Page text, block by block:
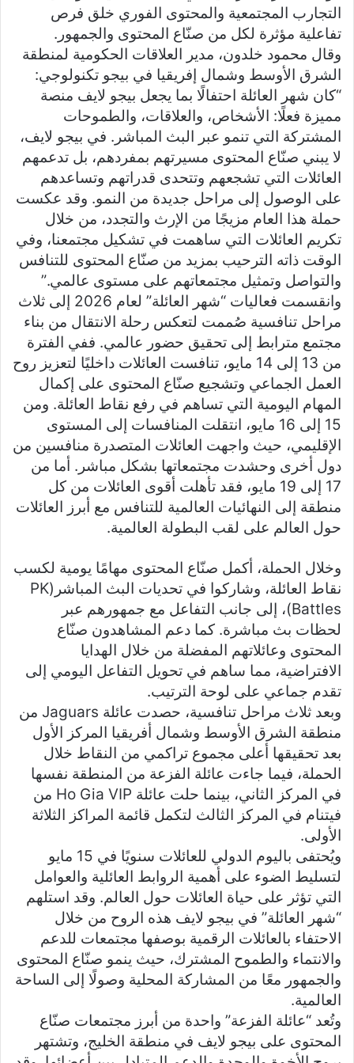
التجارب المجتمعية والمحتوى الفوري خلق فرص
تفاعلية مؤثرة لكل من صنّاع المحتوى والجمهور.
وقال محمود خلدون، مدير العلاقات الحكومية لمنطقة
الشرق الأوسط وشمال إفريقيا في بيجو تكنولوجي:
“كان شهر العائلة احتفالًا بما يجعل بيجو لايف منصة
مميزة فعلًا: الأشخاص، والعلاقات، والطموحات
المشتركة التي تنمو عبر البث المباشر. في بيجو لايف،
لا يبني صنّاع المحتوى مسيرتهم بمفردهم، بل تدعمهم
العائلات التي تشجعهم وتتحدى قدراتهم وتساعدهم
على الوصول إلى مراحل جديدة من النمو. وقد عكست
حملة هذا العام مزيجًا من الإرث والتجدد، من خلال
تكريم العائلات التي ساهمت في تشكيل مجتمعنا، وفي
الوقت ذاته الترحيب بمزيد من صنّاع المحتوى للتنافس
والتواصل وتمثيل مجتمعاتهم على مستوى عالمي.”
وانقسمت فعاليات “شهر العائلة” لعام 2026 إلى ثلاث
مراحل تنافسية صُممت لتعكس رحلة الانتقال من بناء
مجتمع مترابط إلى تحقيق حضور عالمي. ففي الفترة
من 13 إلى 14 مايو، تنافست العائلات داخليًا لتعزيز روح
العمل الجماعي وتشجيع صنّاع المحتوى على إكمال
المهام اليومية التي تساهم في رفع نقاط العائلة. ومن
15 إلى 16 مايو، انتقلت المنافسات إلى المستوى
الإقليمي، حيث واجهت العائلات المتصدرة منافسين من
دول أخرى وحشدت مجتمعاتها بشكل مباشر. أما من
17 إلى 19 مايو، فقد تأهلت أقوى العائلات من كل
منطقة إلى النهائيات العالمية للتنافس مع أبرز العائلات
حول العالم على لقب البطولة العالمية.
وخلال الحملة، أكمل صنّاع المحتوى مهامًا يومية لكسب
نقاط العائلة، وشاركوا في تحديات البث المباشر(PK
Battles)، إلى جانب التفاعل مع جمهورهم عبر
لحظات بث مباشرة. كما دعم المشاهدون صنّاع
المحتوى وعائلاتهم المفضلة من خلال الهدايا
الافتراضية، مما ساهم في تحويل التفاعل اليومي إلى
تقدم جماعي على لوحة الترتيب.
وبعد ثلاث مراحل تنافسية، حصدت عائلة Jaguars من
منطقة الشرق الأوسط وشمال أفريقيا المركز الأول
بعد تحقيقها أعلى مجموع تراكمي من النقاط خلال
الحملة، فيما جاءت عائلة الفزعة من المنطقة نفسها
في المركز الثاني، بينما حلت عائلة Ho Gia VIP من
فيتنام في المركز الثالث لتكمل قائمة المراكز الثلاثة
الأولى.
ويُحتفى باليوم الدولي للعائلات سنويًا في 15 مايو
لتسليط الضوء على أهمية الروابط العائلية والعوامل
التي تؤثر على حياة العائلات حول العالم. وقد استلهم
“شهر العائلة” في بيجو لايف هذه الروح من خلال
الاحتفاء بالعائلات الرقمية بوصفها مجتمعات للدعم
والانتماء والطموح المشترك، حيث ينمو صنّاع المحتوى
والجمهور معًا من المشاركة المحلية وصولًا إلى الساحة
العالمية.
وتُعد “عائلة الفزعة” واحدة من أبرز مجتمعات صنّاع
المحتوى على بيجو لايف في منطقة الخليج، وتشتهر